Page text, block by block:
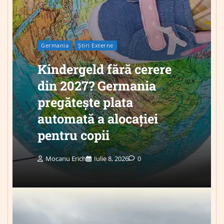
Germania Știri Externe
Kindergeld fără cerere
din 2027? Germania
pregătește plata
automată a alocației
pentru copii
Mocanu Erich Iulie 8, 2026 0